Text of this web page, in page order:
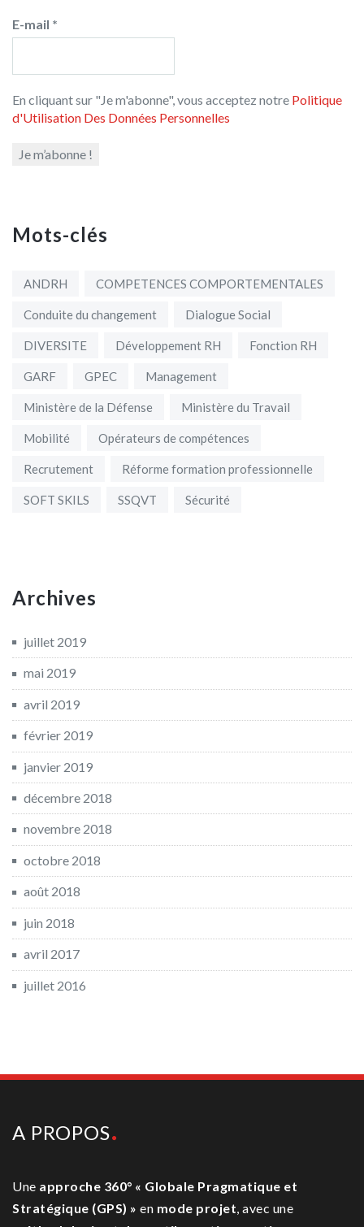
E-mail *
En cliquant sur "Je m'abonne", vous acceptez notre Politique
d'Utilisation Des Données Personnelles
Mots-clés
ANDRH COMPETENCES COMPORTEMENTALES
Conduite du changement Dialogue Social
DIVERSITE Développement RH Fonction RH
GARF GPEC Management
Ministère de la Défense Ministère du Travail
Mobilité Opérateurs de compétences
Recrutement Réforme formation professionnelle
SOFT SKILS SSQVT Sécurité
Archives
juillet 2019
mai 2019
avril 2019
février 2019
janvier 2019
décembre 2018
novembre 2018
octobre 2018
août 2018
juin 2018
avril 2017
juillet 2016
A PROPOS
Une approche 360° « Globale Pragmatique et
Stratégique (GPS) » en mode projet, avec une